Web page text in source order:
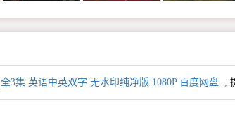
全3集 英语中英双字 无水印纯净版 1080P 百度网盘 ,